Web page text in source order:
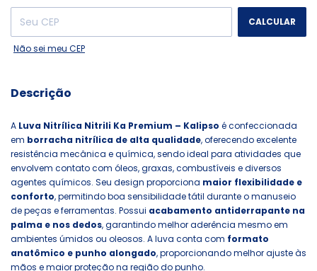
CALCULAR
Não sei meu CEP
Descrição
A Luva Nitrílica Nitrili Ka Premium – Kalipso é confeccionada
em borracha nitrílica de alta qualidade, oferecendo excelente
resistência mecânica e química, sendo ideal para atividades que
envolvem contato com óleos, graxas, combustíveis e diversos
agentes químicos. Seu design proporciona maior flexibilidade e
conforto, permitindo boa sensibilidade tátil durante o manuseio
de peças e ferramentas. Possui acabamento antiderrapante na
palma e nos dedos, garantindo melhor aderência mesmo em
ambientes úmidos ou oleosos. A luva conta com formato
anatômico e punho alongado, proporcionando melhor ajuste às
mãos e maior proteção na região do punho.